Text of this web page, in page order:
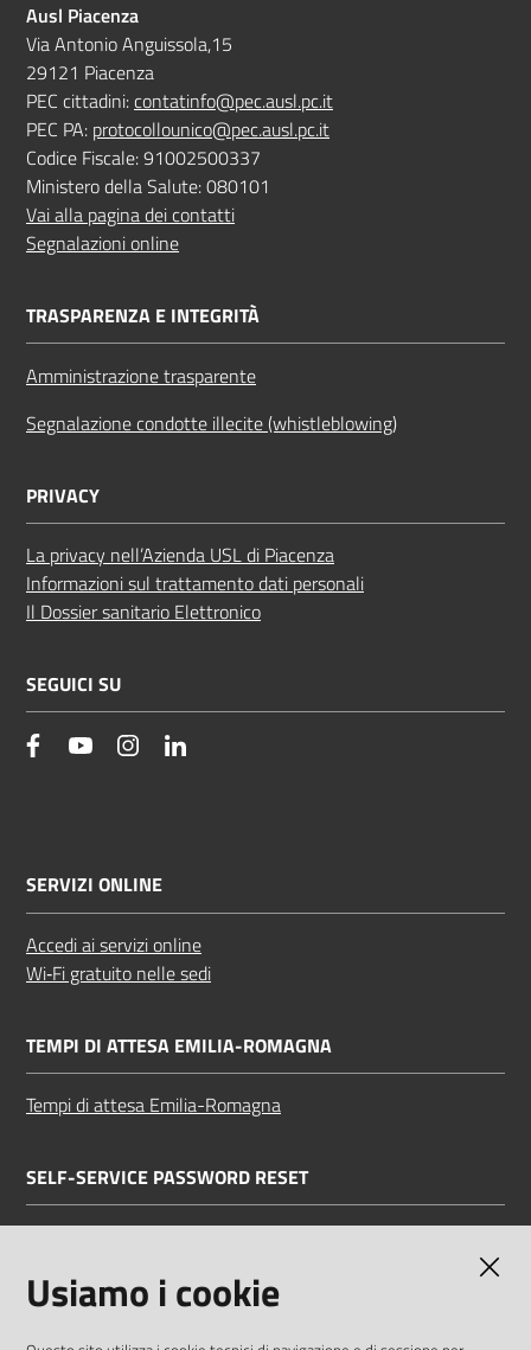
Ausl Piacenza
Via Antonio Anguissola,15
29121 Piacenza
PEC cittadini:contatinfo@pec.ausl.pc.it
PEC PA: protocollounico@pec.ausl.pc.it
Codice Fiscale: 91002500337
Ministero della Salute: 080101
Vai alla pagina dei contatti
Segnalazioni online
TRASPARENZA E INTEGRITÀ
Amministrazione trasparente
Segnalazione condotte illecite (whistleblowing)
PRIVACY
La privacy nell’Azienda USL di Piacenza
Informazioni sul trattamento dati personali
Il Dossier sanitario Elettronico
SEGUICI SU
facebookYouTube Instagram
SERVIZI ONLINE
Accedi ai servizi online
Wi‑Fi gratuito nelle sedi
TEMPI DI ATTESA EMILIA-ROMAGNA
Tempi di attesa Emilia-Romagna
SELF-SERVICE PASSWORD RESET
Usiamo i cookie